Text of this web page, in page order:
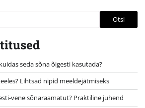
Otsi
seda sõna õigesti kasutada?
Lihtsad nipid meeldejätmiseks
vene sõnaraamatut? Praktiline juhend